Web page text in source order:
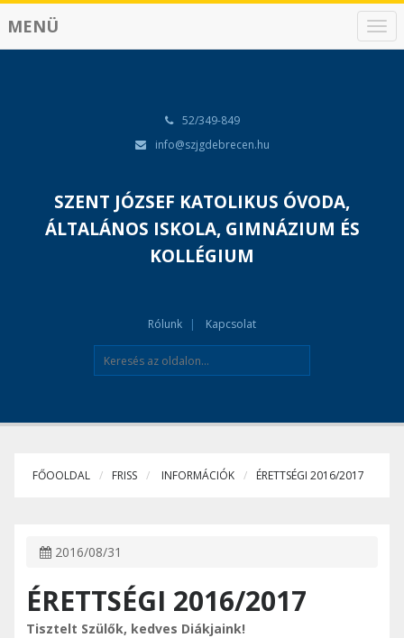
N
a
MENÜ
52/349-849
info@szjgdebrecen.hu
SZENT JÓZSEF KATOLIKUS ÓVODA,
ÁLTALÁNOS ISKOLA, GIMNÁZIUM ÉS
KOLLÉGIUM
Rólunk Kapcsolat
FŐOOLDAL FRISS INFORMÁCIÓK ÉRETTSÉGI 2016/2017
2016/08/31
ÉRETTSÉGI 2016/2017
Tisztelt Szülők, kedves Diákjaink!